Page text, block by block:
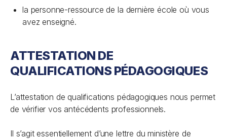
la personne-ressource de la dernière école où vous
avez enseigné.
ATTESTATION DE
QUALIFICATIONS PÉDAGOGIQUES
L’attestation de qualifications pédagogiques nous permet
de vérifier vos antécédents professionnels.
Il s’agit essentiellement d’une lettre du ministère de